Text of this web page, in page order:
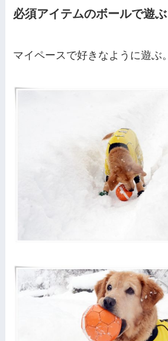
必須アイテムのボールで遊ぶ
マイペースで好きなように遊ぶ。